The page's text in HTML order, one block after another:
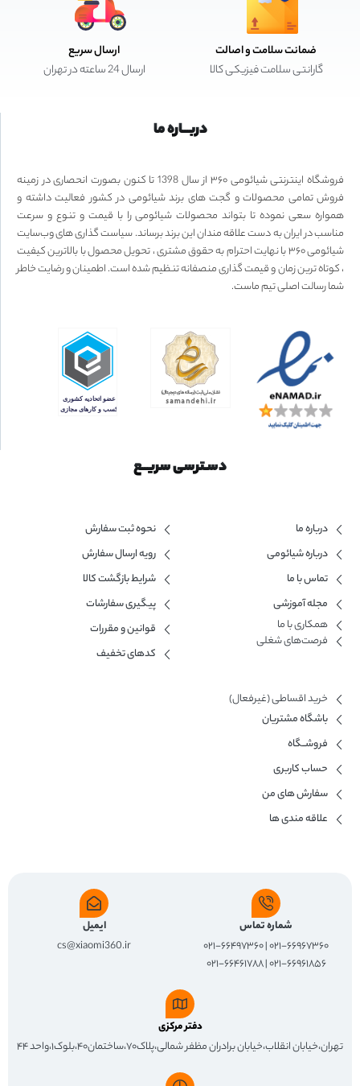
ضمانت سلامت و اصالت
گارانتی سلامت فیزیکی کالا
ارسال سریع
ارسال 24 ساعته در تهران
دربـــاره ما
فروشگاه اینترنتی شیائومی ۳۶۰ از سال 1398 تا کنون بصورت انحصاری در زمینه
فروش تمامی محصولات و گجت های برند شیائومی در کشور فعالیت داشته و
همواره سعی نموده تا بتواند محصولات شیائومی را با قیمت و تنوع و سرعت
مناسب در ایران به دست علاقه مندان این برند برساند. سیاست گذاری های وب‌سایت
شیائومی ۳۶۰ با نهایت احترام به حقوق مشتری ، تحویل محصول با بالاترین کیفیت
، کوتاه ترین زمان و قیمت گذاری منصفانه تنظیم شده است. اطمینان و رضایت خاطر
شما رسالت اصلی تیم ماست.
دسـترسی سریــع
درباره ما
درباره شیائومی
تماس با ما
مجله آموزشی
همکاری با ما​
فرصت‌های شغلی
نحوه ثبت سفارش
رویه ارسال سفارش
شرایط بازگشت کالا
پیگیری سفارشات
قوانین و مقررات
کدهای تخفیف
خرید اقساطی (غیرفعال)
باشگاه مشتریان
فروشــگاه
حساب کاربری
سفارش های من
علاقه مندی ها
شماره تماس
۰۲۱-۶۶۹۶۷۳۶۰ | ۰۲۱-۶۶۴۹۷۳۶۰
۰۲۱-۶۶۹۶۱۸۵۶ | ۰۲۱-۶۶۴۶۱۷۸۸
ایمیل
cs@xiaomi360.ir
دفتر مرکزی
تهران،خیابان انقلاب،خیابان برادران مظفر شمالی،پلاک۷۰،ساختمان۴۰،بلوک۱،واحد ۴۴